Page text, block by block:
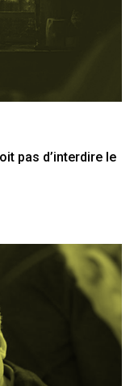
pas d’interdire le